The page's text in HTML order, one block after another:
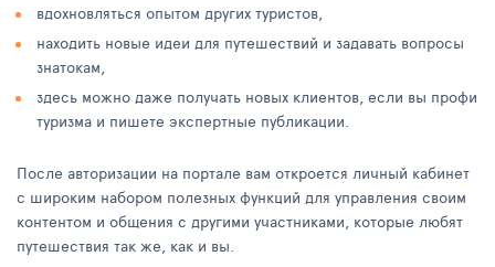
вдохновляться опытом других туристов,
находить новые идеи для путешествий и задавать вопросы
знатокам,
здесь можно даже получать новых клиентов, если вы профи
туризма и пишете экспертные публикации.
После авторизации на портале вам откроется личный кабинет
с широким набором полезных функций для управления своим
контентом и общения с другими участниками, которые любят
путешествия так же, как и вы.